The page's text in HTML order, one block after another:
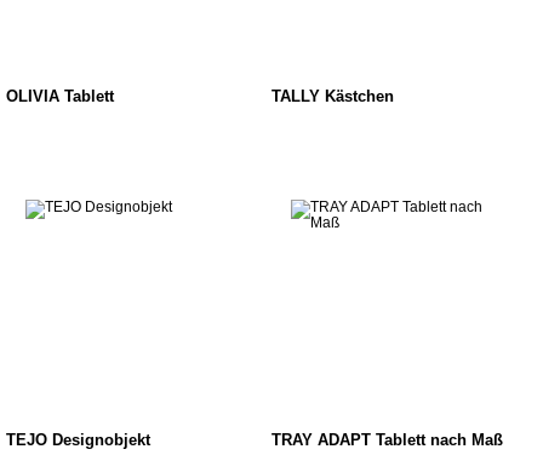
OLIVIA Tablett TALLY Kästchen
TEJO Designobjekt TRAY ADAPT Tablett nach Maß